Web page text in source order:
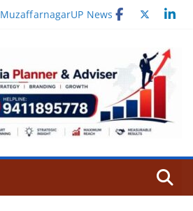
MuzaffarnagarUP News